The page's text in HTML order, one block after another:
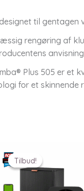
til gentagen
rengøring af
Plus 505 er et
for et skinnende
Tilbud!
Tilbud!